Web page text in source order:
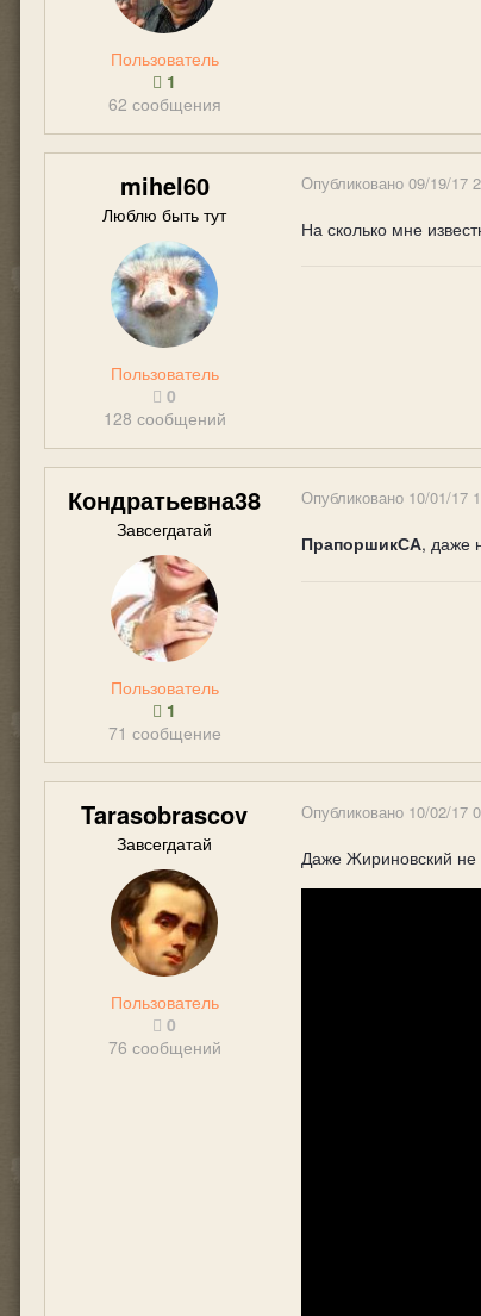
Пользователь
1
62 сообщения
mihel60
Люблю быть тут
Пользователь
0
128 сообщений
Опубликовано 09/19/17
На сколько мне
Кондратьевна38
Завсегдатай
Пользователь
1
71 сообщение
Опубликовано 10/01/17
ПрапоршикСА, даже
Tarasobrascov
Завсегдатай
Пользователь
0
76 сообщений
Опубликовано 10/02/17
Даже Жириновский не